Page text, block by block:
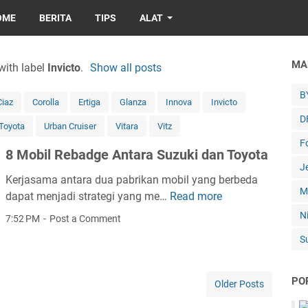
BERITA TIPS ALAT
label Invicto. Show all posts
Corolla Ertiga Glanza Innova Invicto
Urban Cruiser Vitara Vitz
8 Mobil Rebadge Antara Suzuki dan Toyota
Kerjasama antara dua pabrikan mobil yang berbeda
dapat menjadi strategi yang me… Read more8
l
7:52 PM Post a Comment
Older Posts